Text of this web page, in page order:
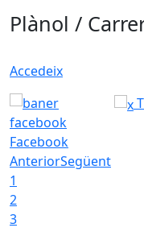
Plànol /
Accedeix
Facebook
AnteriorSegüent
1
2
3